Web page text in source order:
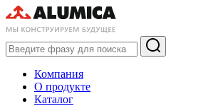
Компания
О продукте
Каталог